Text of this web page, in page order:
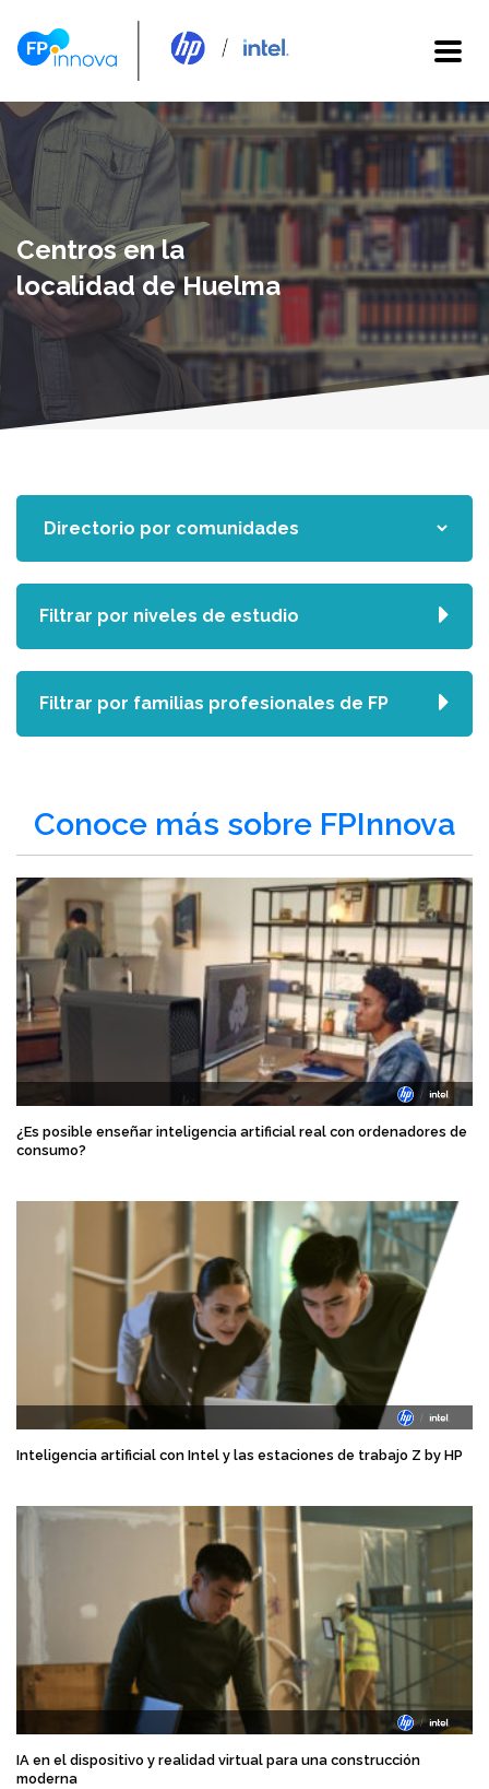
Centros en la
localidad de Huelma
Conoce más sobre FPInnova
¿Es posible enseñar inteligencia artificial real con ordenadores de
consumo?
Inteligencia artificial con Intel y las estaciones de trabajo Z by HP
IA en el dispositivo y realidad virtual para una construcción
moderna
Filtrar por niveles de estudio
Filtrar por familias profesionales de FP